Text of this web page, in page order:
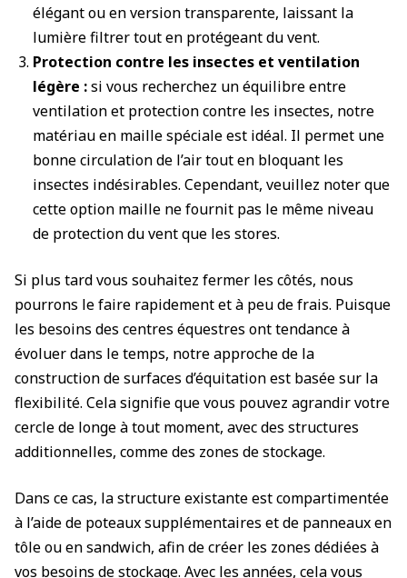
élégant ou en version transparente, laissant la
lumière filtrer tout en protégeant du vent.
Protection contre les insectes et ventilation
légère :si vous recherchez un équilibre entre
ventilation et protection contre les insectes, notre
matériau en maille spéciale est idéal. Il permet une
bonne circulation de l’air tout en bloquant les
insectes indésirables. Cependant, veuillez noter que
cette option maille ne fournit pas le même niveau
de protection du vent que les stores.
Si plus tard vous souhaitez fermer les côtés, nous
pourrons le faire rapidement et à peu de frais. Puisque
les besoins des centres équestres ont tendance à
évoluer dans le temps, notre approche de la
construction de surfaces d’équitation est basée sur la
flexibilité. Cela signifie que vous pouvez agrandir votre
cercle de longe à tout moment, avec des structures
additionnelles, comme des zones de stockage.
Dans ce cas, la structure existante est compartimentée
à l’aide de poteaux supplémentaires et de panneaux en
tôle ou en sandwich, afin de créer les zones dédiées à
vos besoins de stockage. Avec les années, cela vous